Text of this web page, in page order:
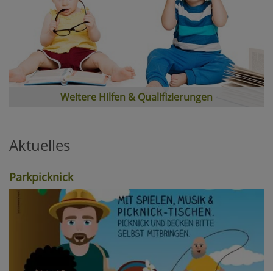
Weitere Hilfen & Qualifizierungen
Aktuelles
Parkpicknick